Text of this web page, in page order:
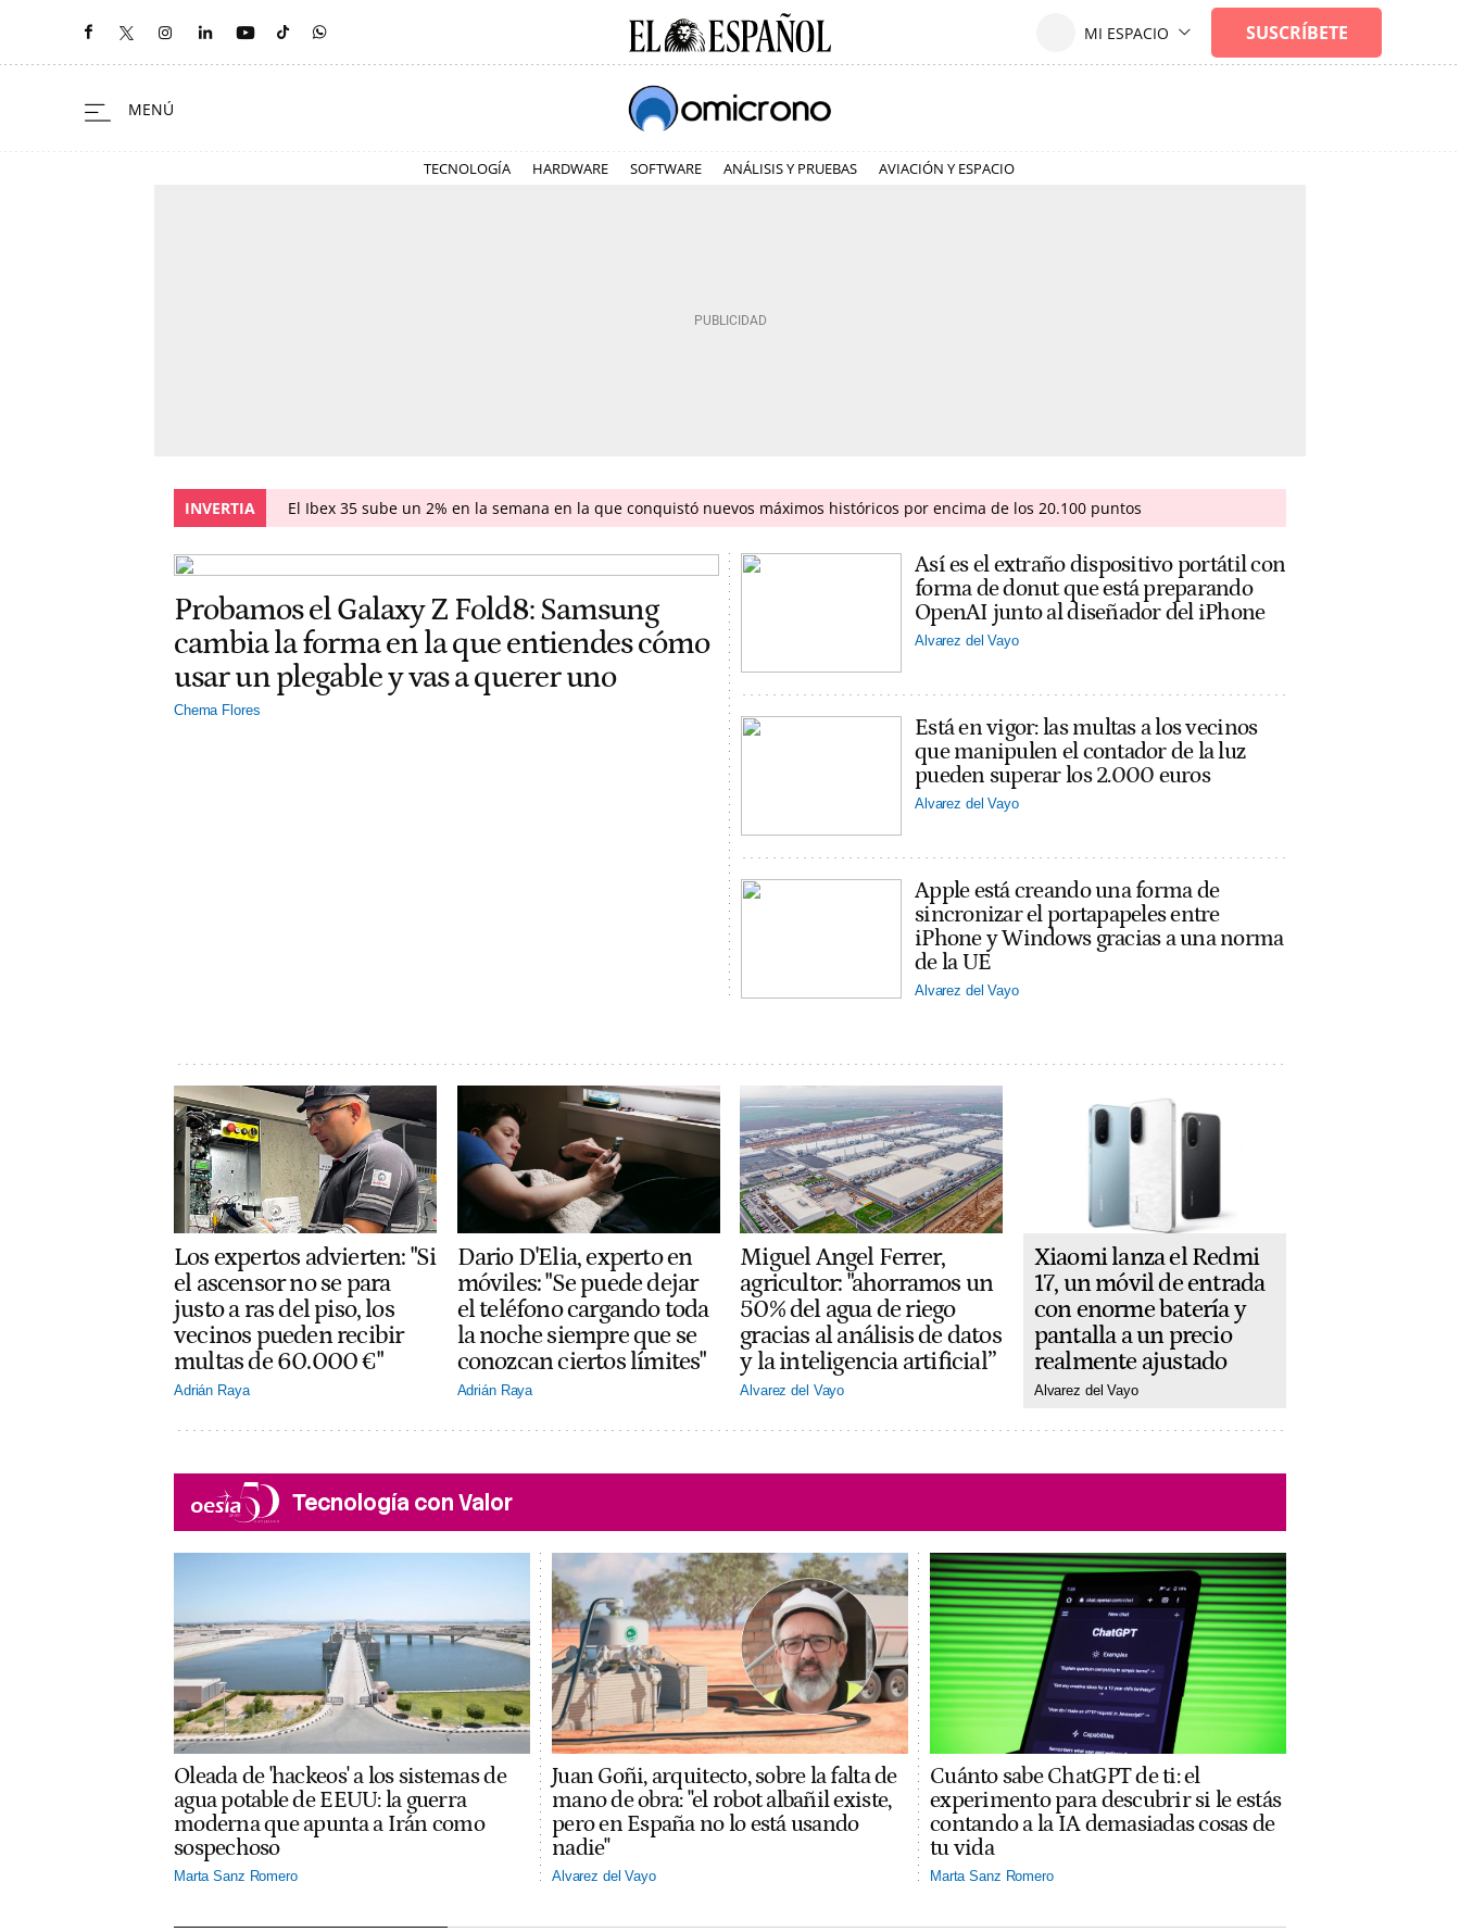
TECNOLOGÍA HARDWARE SOFTWARE ANÁLISIS Y PRUEBAS AVIACIÓN Y ESPACIO
INVERTIA El Ibex 35 sube un 2% en la semana en la que conquistó nuevos máximos históricos por encima de los 20.100 puntos
Probamos el Galaxy Z Fold8: Samsung
cambia la forma en la que entiendes cómo
usar un plegable y vas a querer uno
Chema Flores
Así es el extraño dispositivo portátil con
forma de donut que está preparando
OpenAI junto al diseñador del iPhone
Alvarez del Vayo
Está en vigor: las multas a los vecinos
que manipulen el contador de la luz
pueden superar los 2.000 euros
Alvarez del Vayo
Apple está creando una forma de
sincronizar el portapapeles entre
iPhone y Windows gracias a una norma
de la UE
Alvarez del Vayo
Los expertos advierten: "Si
el ascensor no se para
justo a ras del piso, los
vecinos pueden recibir
multas de 60.000 €"
Adrián Raya
Dario D'Elia, experto en
móviles: "Se puede dejar
el teléfono cargando toda
la noche siempre que se
conozcan ciertos límites"
Adrián Raya
Miguel Angel Ferrer,
agricultor: "ahorramos un
50% del agua de riego
gracias al análisis de datos
y la inteligencia artificial”
Alvarez del Vayo
Xiaomi lanza el Redmi
17, un móvil de entrada
con enorme batería y
pantalla a un precio
realmente ajustado
Alvarez del Vayo
Tecnología con Valor
Oleada de 'hackeos' a los sistemas de
agua potable de EEUU: la guerra
moderna que apunta a Irán como
sospechoso
Marta Sanz Romero
Juan Goñi, arquitecto, sobre la falta de
mano de obra: "el robot albañil existe,
pero en España no lo está usando
nadie"
Alvarez del Vayo
Cuánto sabe ChatGPT de ti: el
experimento para descubrir si le estás
contando a la IA demasiadas cosas de
tu vida
Marta Sanz Romero